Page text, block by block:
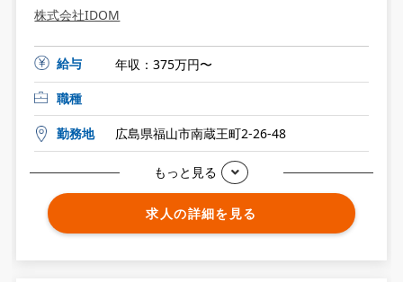
株式会社IDOM
給与
年収：375万円〜
職種
勤務地 広島県福山市南蔵王町2-26-48
もっと見る
求人の詳細を見る